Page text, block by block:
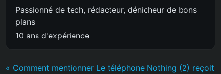
Passionné de tech, rédacteur, dénicheur de bons
plans
10 ans d'expérience
« Comment mentionner Le téléphone Nothing (2) reçoit